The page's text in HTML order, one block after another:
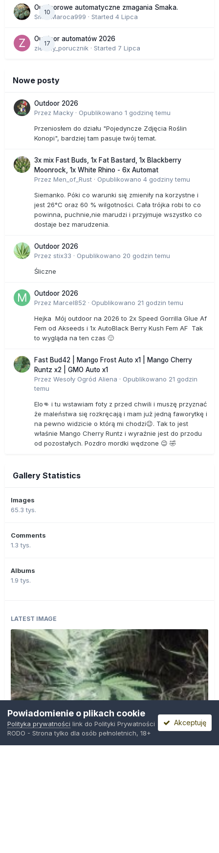
10
Outdoorowe automatyczne zmagania Smaka.
SmakMaroca999 · Started 4 Lipca
17
Outdoor automatów 2026
zielony_porucznik · Started 7 Lipca
Nowe posty
Outdoor 2026
Przez Macky · Opublikowano 1 godzinę temu
Przeniosłem do działu "Pojedyncze Zdjęcia Roślin
Konopi", bardziej tam pasuje twój temat.
3x mix Fast Buds, 1x Fat Bastard, 1x Blackberry
Moonrock, 1x White Rhino - 6x Automat
Przez Men_of_Rust · Opublikowano 4 godziny temu
Siemanko. Póki co warunki się zmieniły na korzystne i
jest 26°C oraz 60 % wilgotności. Cała trójka robi to co
powinna, puchnie,nie marudzi i przyjmuje wszystko co
dostaje bez marudzenia.
Outdoor 2026
Przez stix33 · Opublikowano 20 godzin temu
Śliczne
Outdoor 2026
Przez Marcel852 · Opublikowano 21 godzin temu
Hejka Mój outdoor na 2026 to 2x Speed Gorrilla Glue Af
Fem od Akseeds i 1x AutoBlack Berry Kush Fem AF Tak
to wygląda na ten czas 🙂
Fast Bud42 | Mango Frost Auto x1 | Mango Cherry
Runtz x2 | GMO Auto x1
Przez Wesoły Ogród Aliena · Opublikowano 21 godzin
temu
Elo👊 i tu wstawiam foty z przed chwili i muszę przyznać
że maleństwa się rozkręcają i mam już jedną faworytkę i
na pewno widzicie o którą mi chodzi😉. Tak to jest
właśnie Mango Cherry Runtz i wyraźnie jest do przodu
od pozostałych. Pozdro mordki wędzone 😉 🤣
Gallery Statistics
Images
65.3 tys.
Comments
1.3 tys.
Albums
1.9 tys.
LATEST IMAGE
Powiadomienie o plikach cookie
Polityka prywatności link do Polityki Prywatności
RODO - Strona tylko dla osób pełnoletnich, 18+
Akceptuję